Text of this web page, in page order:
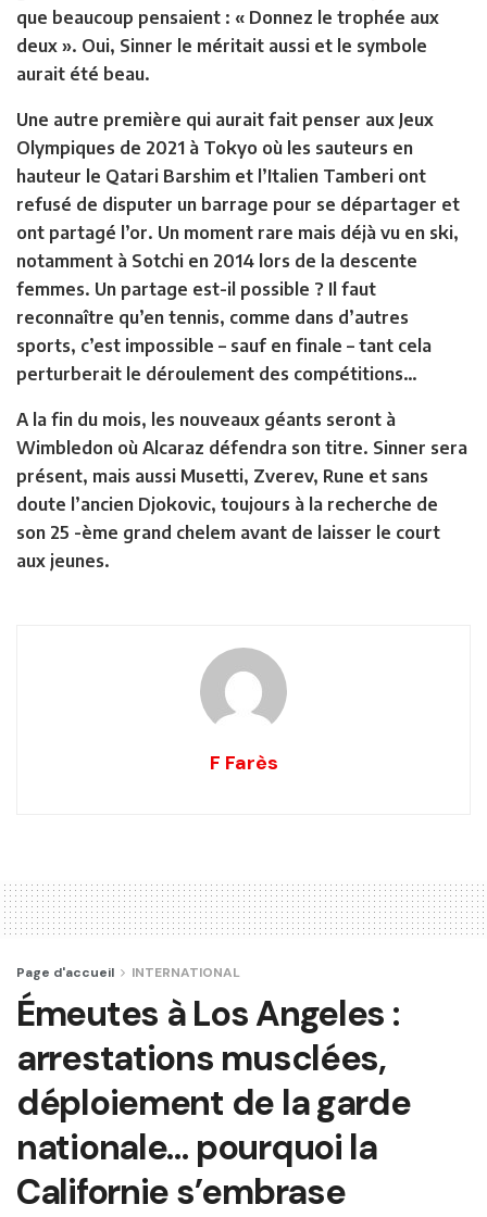
que beaucoup pensaient : « Donnez le trophée aux
deux ». Oui, Sinner le méritait aussi et le symbole
aurait été beau.
Une autre première qui aurait fait penser aux Jeux
Olympiques de 2021 à Tokyo où les sauteurs en
hauteur le Qatari Barshim et l’Italien Tamberi ont
refusé de disputer un barrage pour se départager et
ont partagé l’or. Un moment rare mais déjà vu en ski,
notamment à Sotchi en 2014 lors de la descente
femmes. Un partage est-il possible ? Il faut
reconnaître qu’en tennis, comme dans d’autres
sports, c’est impossible – sauf en finale – tant cela
perturberait le déroulement des compétitions…
A la fin du mois, les nouveaux géants seront à
Wimbledon où Alcaraz défendra son titre. Sinner sera
présent, mais aussi Musetti, Zverev, Rune et sans
doute l’ancien Djokovic, toujours à la recherche de
son 25 -ème grand chelem avant de laisser le court
aux jeunes.
F Farès
Page d'accueil INTERNATIONAL
Émeutes à Los Angeles :
arrestations musclées,
déploiement de la garde
nationale… pourquoi la
Californie s’embrase